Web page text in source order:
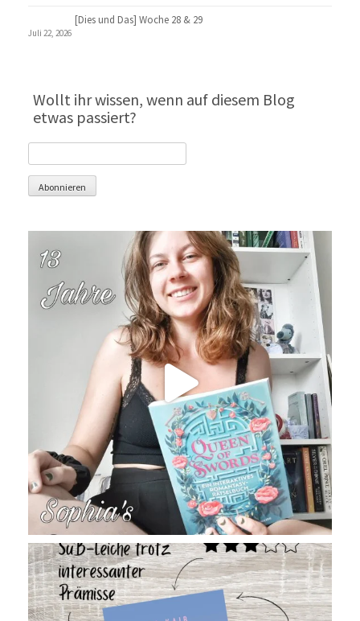
[Dies und Das] Woche 28 & 29
Juli 22, 2026
Wollt ihr wissen, wenn auf diesem Blog
etwas passiert?